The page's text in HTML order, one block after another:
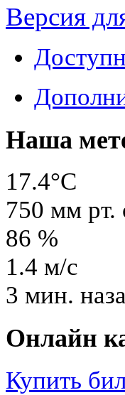
Версия
Наша
17.4°C
750 мм рт.
86 %
1.4 м/с
3 мин.
Онлайн
Купить